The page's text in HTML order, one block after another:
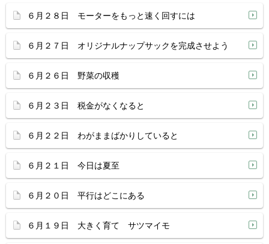
６月２８日 モーターをもっと速く回すには
６月２７日 オリジナルナップサックを完成させよう
６月２６日 野菜の収穫
６月２３日 税金がなくなると
６月２２日 わがままばかりしていると
６月２１日 今日は夏至
６月２０日 平行はどこにある
６月１９日 大きく育て サツマイモ